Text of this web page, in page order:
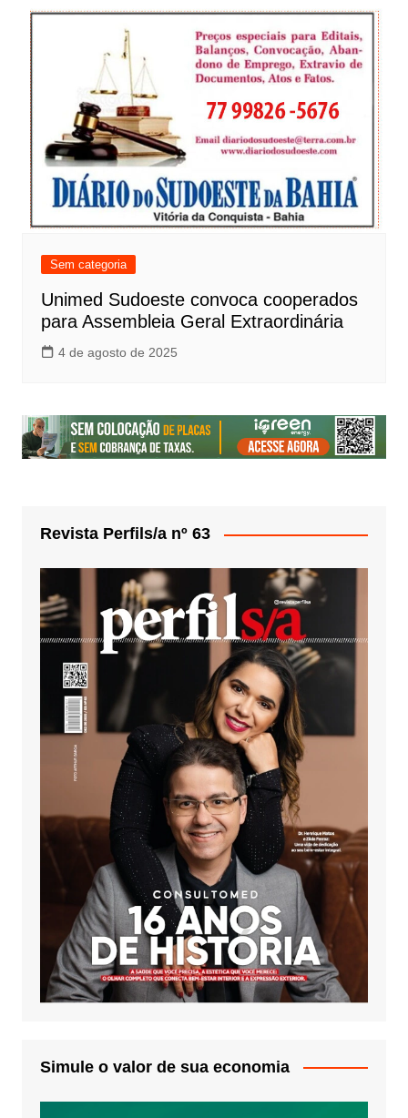
Sem categoria
Unimed Sudoeste convoca cooperados
para Assembleia Geral Extraordinária
4 de agosto de 2025
Revista Perfils/a nº 63
Simule o valor de sua economia